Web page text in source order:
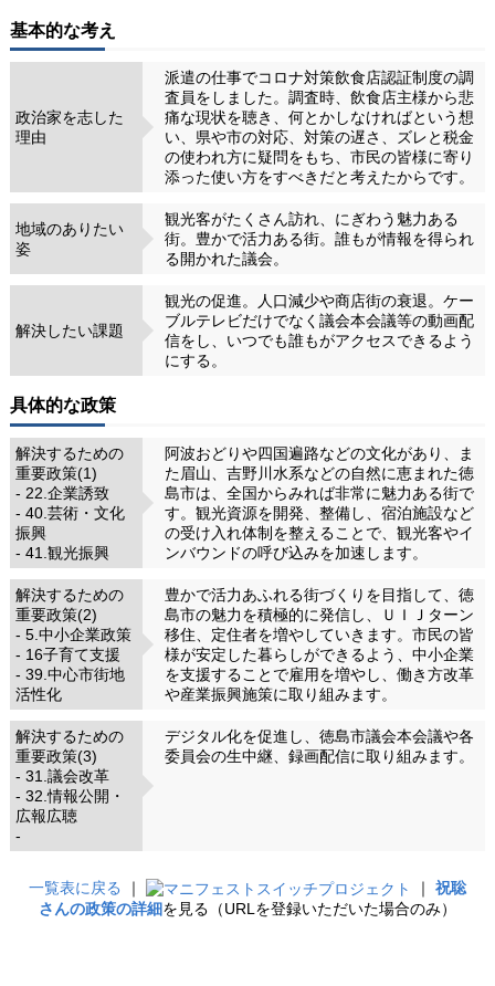
基本的な考え
政治家を志した
理由
派遣の仕事でコロナ対策飲食店認証制度の調
査員をしました。調査時、飲食店主様から悲
痛な現状を聴き、何とかしなければという想
い、県や市の対応、対策の遅さ、ズレと税金
の使われ方に疑問をもち、市民の皆様に寄り
添った使い方をすべきだと考えたからです。
地域のありたい
姿
観光客がたくさん訪れ、にぎわう魅力ある
街。豊かで活力ある街。誰もが情報を得られ
る開かれた議会。
解決したい課題
観光の促進。人口減少や商店街の衰退。ケー
ブルテレビだけでなく議会本会議等の動画配
信をし、いつでも誰もがアクセスできるよう
にする。
具体的な政策
解決するための
重要政策(1)
- 22.企業誘致
- 40.芸術・文化
振興
- 41.観光振興
阿波おどりや四国遍路などの文化があり、ま
た眉山、吉野川水系などの自然に恵まれた徳
島市は、全国からみれば非常に魅力ある街で
す。観光資源を開発、整備し、宿泊施設など
の受け入れ体制を整えることで、観光客やイ
ンバウンドの呼び込みを加速します。
解決するための
重要政策(2)
- 5.中小企業政策
- 16子育て支援
- 39.中心市街地
活性化
豊かで活力あふれる街づくりを目指して、徳
島市の魅力を積極的に発信し、ＵＩＪターン
移住、定住者を増やしていきます。市民の皆
様が安定した暮らしができるよう、中小企業
を支援することで雇用を増やし、働き方改革
や産業振興施策に取り組みます。
解決するための
重要政策(3)
- 31.議会改革
- 32.情報公開・
広報広聴
-
デジタル化を促進し、徳島市議会本会議や各
委員会の生中継、録画配信に取り組みます。
一覧表に戻る ｜ ｜ 祝聡
さんの政策の詳細を見る（URLを登録いただいた場合のみ）